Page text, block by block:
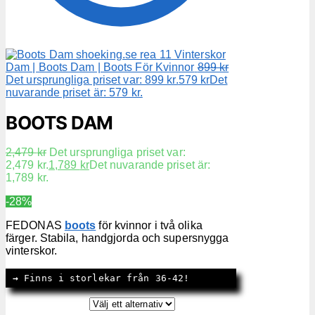
Vinterskor
Dam | Boots Dam | Boots För Kvinnor 899kr
Det ursprungliga priset var: 899 kr.579 krDet
nuvarande priset är: 579 kr.
BOOTS DAM
2,479kr Det ursprungliga priset var:
2,479 kr.1,789 krDet nuvarande priset är:
1,789 kr.
-28%
FEDONAS boots för kvinnor i två olika
färger. Stabila, handgjorda och supersnygga
vinterskor.
→ Finns i storlekar från 36-42!